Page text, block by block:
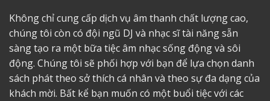
Không chỉ cung cấp dịch vụ âm thanh chất lượng cao,
chúng tôi còn có đội ngũ DJ và nhạc sĩ tài năng sẵn
sàng tạo ra một bữa tiệc âm nhạc sống động và sôi
động. Chúng tôi sẽ phối hợp với bạn để lựa chọn danh
sách phát theo sở thích cá nhân và theo sự đa dạng của
khách mời. Bất kể bạn muốn có một buổi tiệc với các